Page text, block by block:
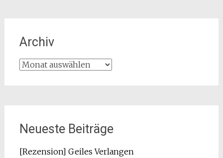
Archiv
Archiv
Neueste Beiträge
[Rezension] Geiles Verlangen